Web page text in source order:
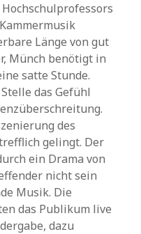
Länge von gut
Münch benötigt in
satte Stunde.
das Gefühl
des
gelingt. Der
ein Drama von
nicht sein
Musik. Die
das Publikum live
dazu